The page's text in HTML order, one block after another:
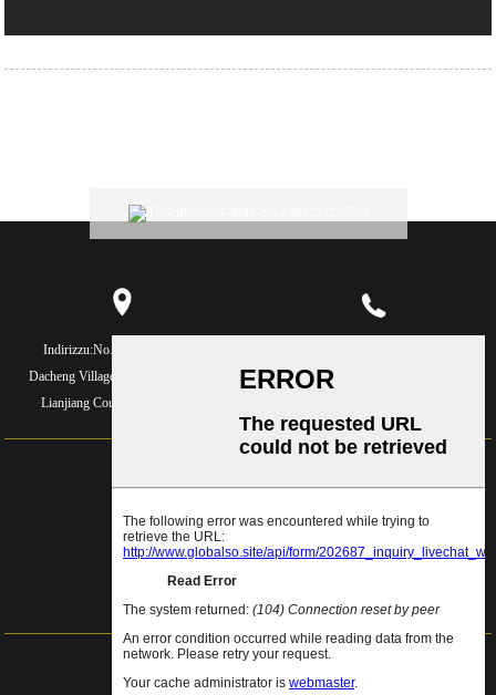
Indirizzu:No.2, Yongning Rd,
Dacheng Village, Xiaocheng Town,
Lianjiang County, Fujian, Cina
Telefunu:
E-mail:rixingrx@163.com